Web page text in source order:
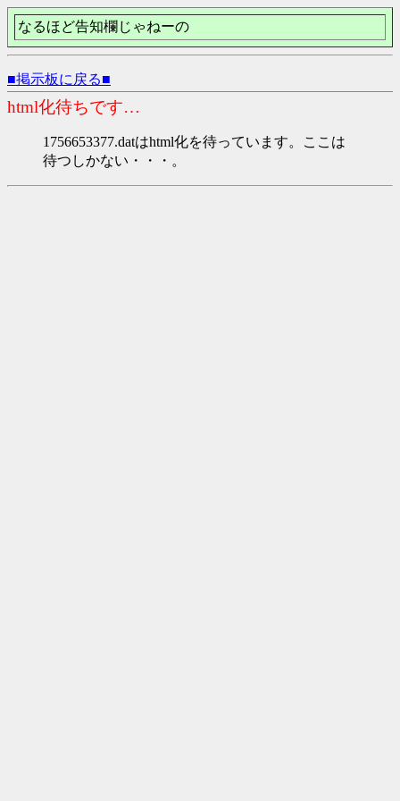
なるほど告知欄じゃねーの
■掲示板に戻る■
html化待ちです…
1756653377.datはhtml化を待っています。ここは
待つしかない・・・。